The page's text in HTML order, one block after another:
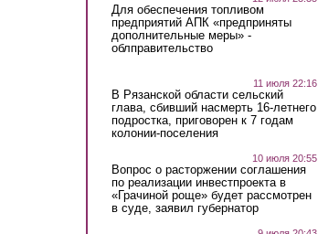
Для обеспечения топливом
предприятий АПК «предприняты
дополнительные меры» -
облправительство
11 июля 22:16
В Рязанской области сельский
глава, сбивший насмерть 16-летнего
подростка, приговорен к 7 годам
колонии-поселения
10 июля 20:55
Вопрос о расторжении соглашения
по реализации инвестпроекта в
«Грачиной роще» будет рассмотрен
в суде, заявил губернатор